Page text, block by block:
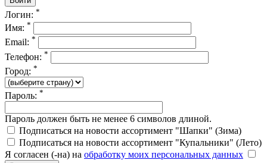
Логин: *
Имя: *
Email: *
Телефон: *
Город: *
Пароль: *
Пароль должен быть не менее 6 символов длиной.
Подписаться на новости ассортимент "Шапки" (Зима)
Подписаться на новости ассортимент "Купальники" (Лето)
Я согласен (-на) на обработку моих персональных данных